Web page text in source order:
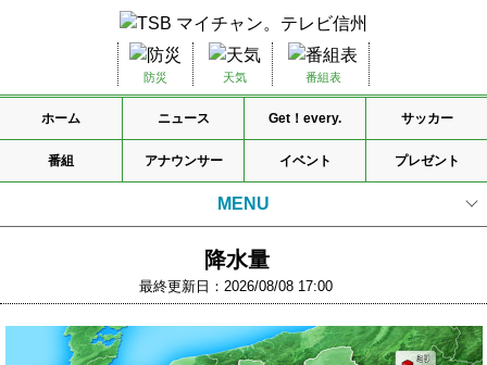
防災 天気 番組表
ホーム ニュース Get！every. サッカー
番組 アナウンサー イベント プレゼント
MENU
気象警報・注意報
降水量
最終更新日：2026/08/08 17:00